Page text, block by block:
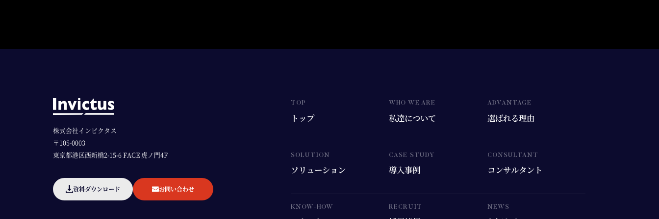
トップ 私達について 選ばれる理由
ソリューション 導入事例 コンサルタント
株式会社インビクタス
〒105-0003
東京都港区西新橋2-15-6 FACE 虎ノ門4F
資料ダウンロード お問い合わせ